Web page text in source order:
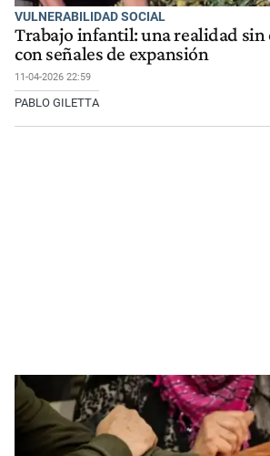
VULNERABILIDAD SOCIAL
Trabajo infantil: una realidad sin
con señales de expansión
11-04-2026 22:59
PABLO GILETTA